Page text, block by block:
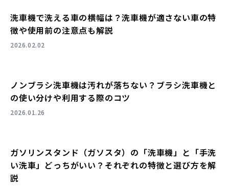
洗車機で洗える車の横幅は？洗車機が適さない車の特
徴や使用前の注意点も解説
2026.02.02
ノンブラシ洗車機は汚れが落ちない？ブラシ洗車機と
の使い分けや利用する際のコツ
2026.01.26
ガソリンスタンド（ガソスタ）の「洗車機」と「手洗
い洗車」どっちがいい？それぞれの特徴と選び方を解
説